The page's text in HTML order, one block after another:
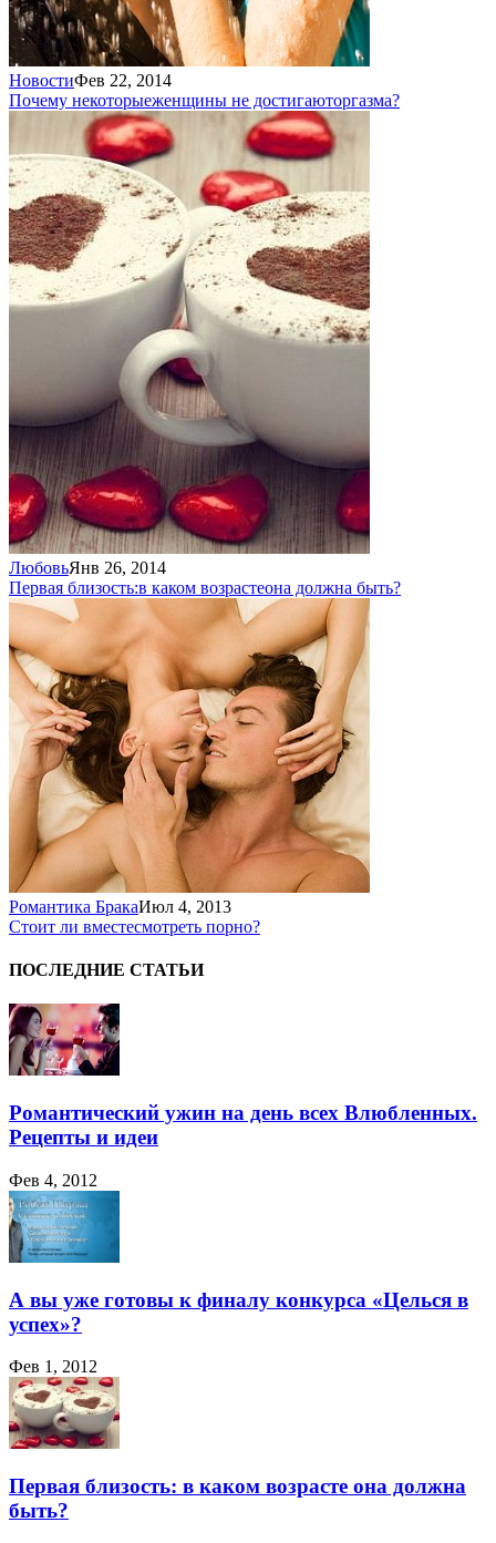
НовостиФев 22, 2014
Почему некоторыеженщины не достигаюторгазма?
ЛюбовьЯнв 26, 2014
Первая близость:в каком возрастеона должна быть?
Романтика БракаИюл 4, 2013
Стоит ли вместесмотреть порно?
ПОСЛЕДНИЕ СТАТЬИ
Романтический ужин на день всех Влюбленных.
Рецепты и идеи
Фев 4, 2012
А вы уже готовы к финалу конкурса «Целься в
успех»?
Фев 1, 2012
Первая близость: в каком возрасте она должна
быть?